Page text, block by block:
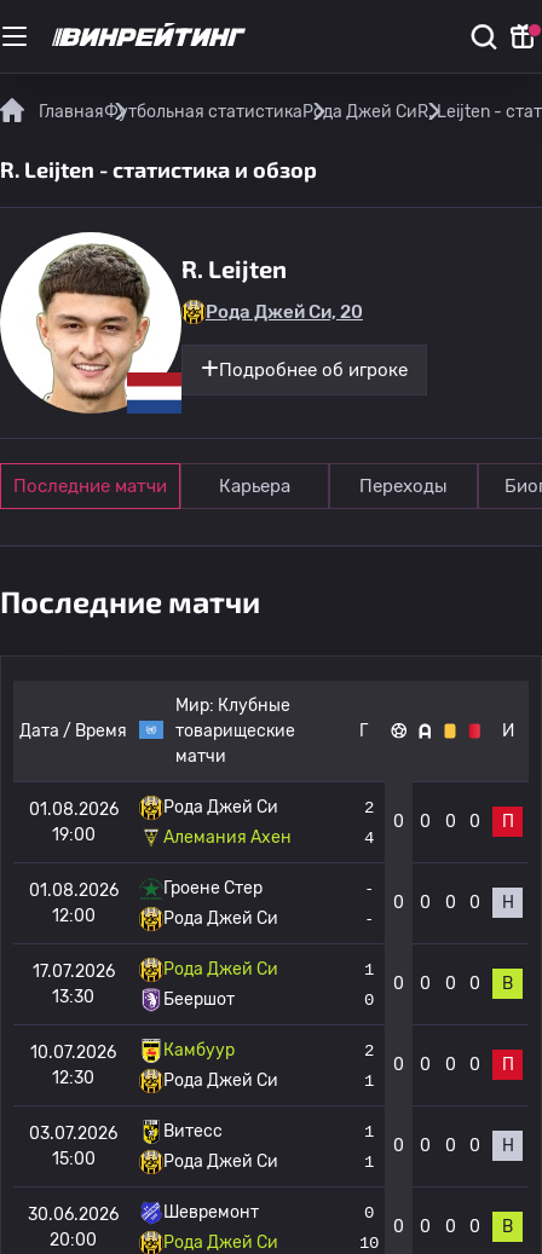
ГлавнаяФутбольная статистикаРода Джей СиR. Leijten -
R. Leijten - статистика и обзор
R. Leijten
Рода Джей Си, 20
Подробнее об игроке
Последние матчи Карьера Переходы
Последние матчи
Дата / Время
Мир: Клубные
товарищеские
матчи
Г И
01.08.2026
19:00
Рода Джей Си
Алемания Ахен
2
4
0 0 0 0 П
01.08.2026
12:00
Гроене Стер
Рода Джей Си
-
-
0 0 0 0 Н
17.07.2026
13:30
Рода Джей Си
Беершот
1
0
0 0 0 0 В
10.07.2026
12:30
Камбуур
Рода Джей Си
2
1
0 0 0 0 П
03.07.2026
15:00
Витесс
Рода Джей Си
1
1
0 0 0 0 Н
30.06.2026
20:00
Шевремонт
Рода Джей Си
0
10
0 0 0 0 В